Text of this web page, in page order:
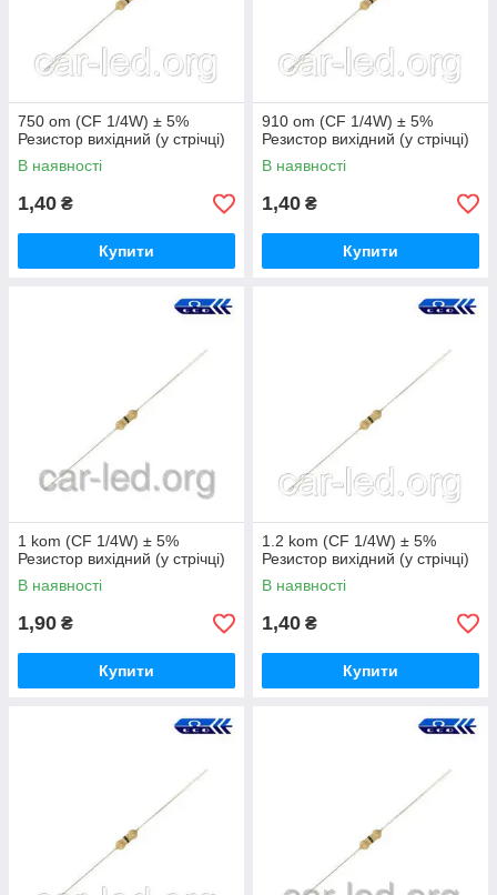
750 om (CF 1/4W) ± 5%
Резистор вихідний (у стрічці)
В наявності
1,40 ₴
Купити
910 om (CF 1/4W) ± 5%
Резистор вихідний (у стрічці)
В наявності
1,40 ₴
Купити
1 kom (CF 1/4W) ± 5%
Резистор вихідний (у стрічці)
В наявності
1,90 ₴
Купити
1.2 kom (CF 1/4W) ± 5%
Резистор вихідний (у стрічці)
В наявності
1,40 ₴
Купити